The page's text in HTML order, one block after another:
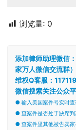
浏览量: 0
添加律师助理微信
家万人微信交流群）
维权Q客服：
微信搜索关注公众
● 输入美国案件号实时
● 查案件是否处于缺席判
● 查案件里其他被告卖